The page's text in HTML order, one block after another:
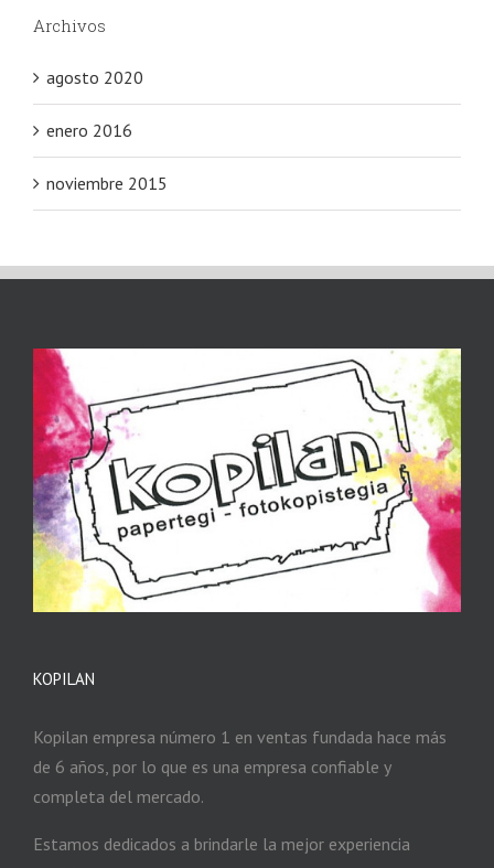
Archivos
agosto 2020
enero 2016
noviembre 2015
KOPILAN
Kopilan empresa número 1 en ventas fundada hace más
de 6 años, por lo que es una empresa confiable y
completa del mercado.
Estamos dedicados a brindarle la mejor experiencia